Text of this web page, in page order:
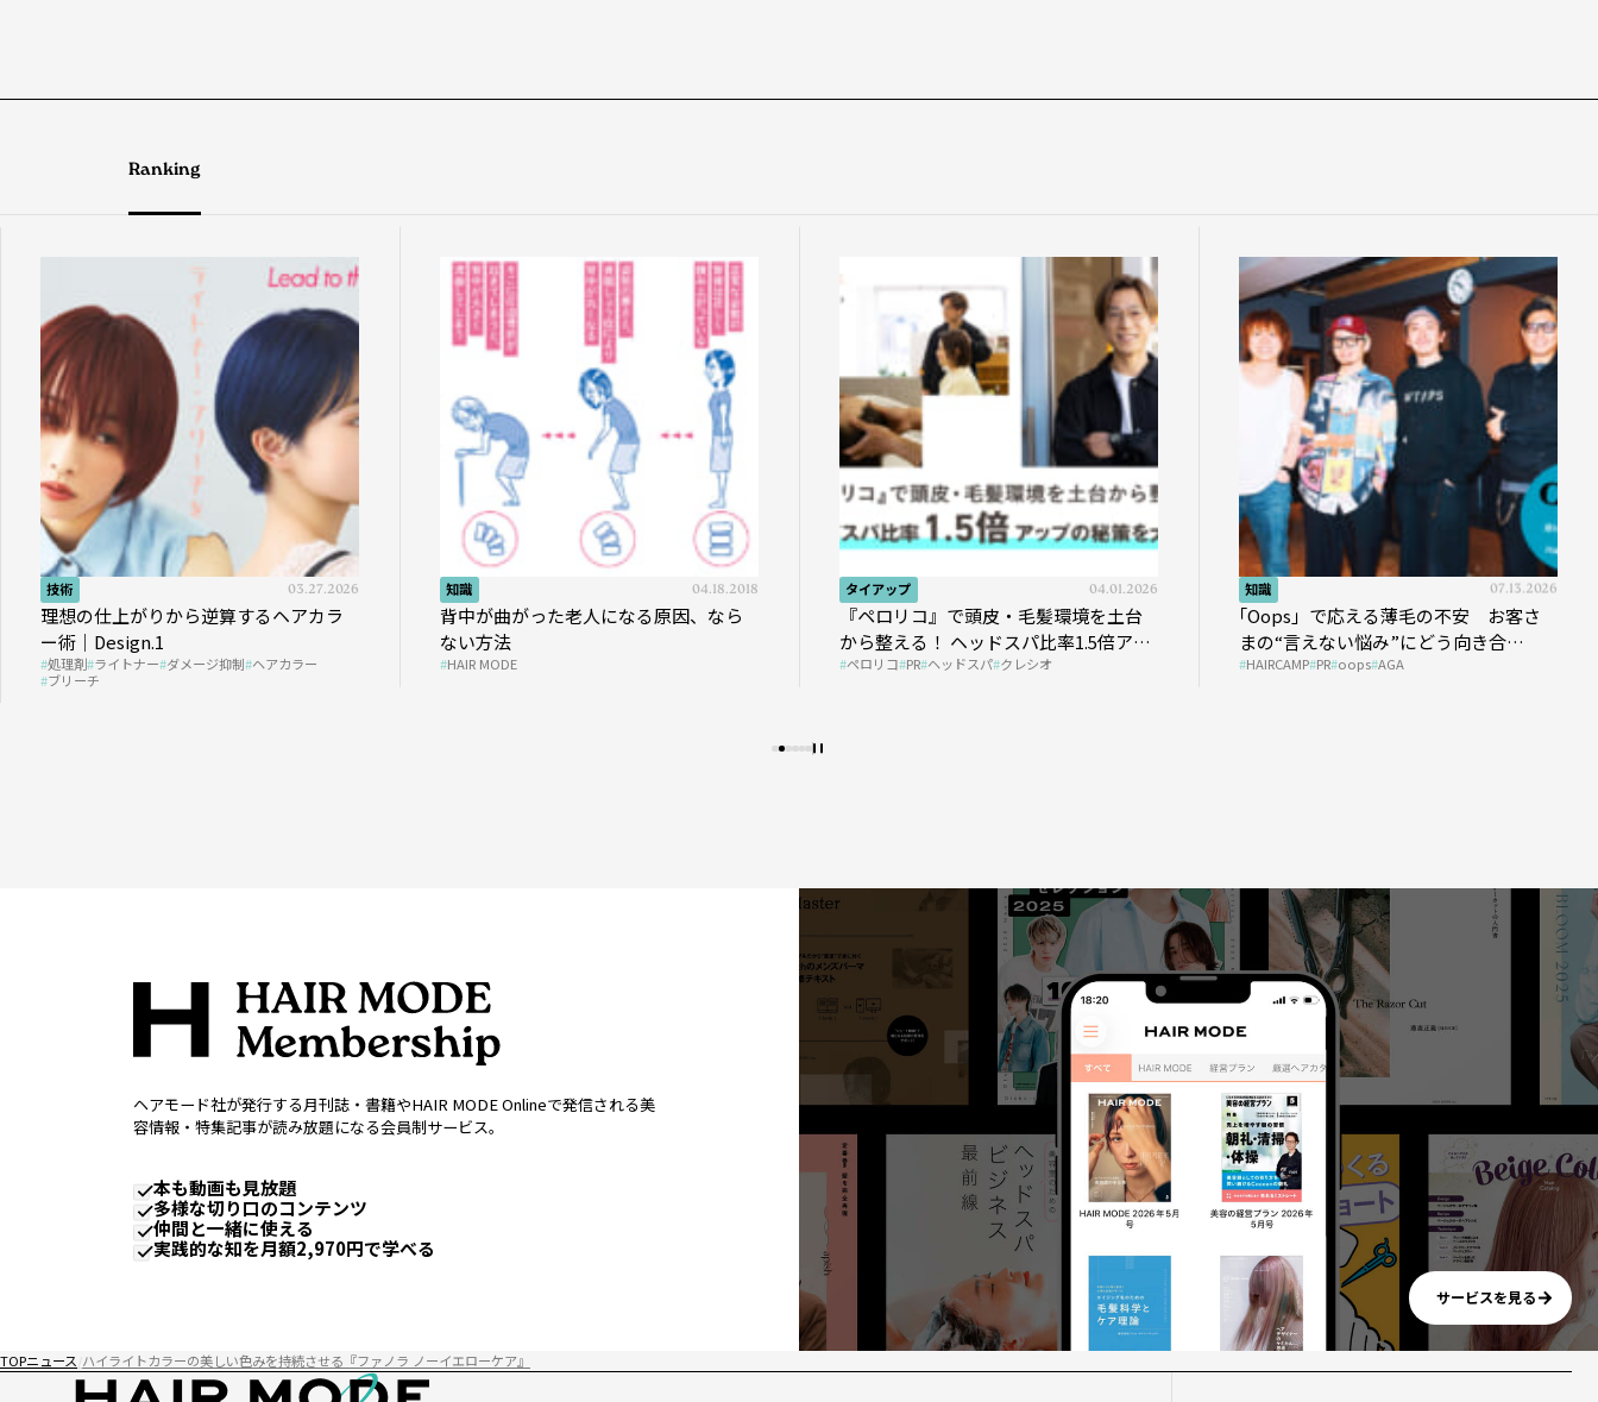
Ranking
技術 03.27.2026
理想の仕上がりから逆算するヘアカラ
ー術｜Design.1
処理剤 ライトナー ダメージ抑制 ヘアカラー
ブリーチ
知識 04.18.2018
背中が曲がった老人になる原因、なら
ない方法
HAIR MODE
タイアップ 04.01.2026
『ペロリコ』で頭皮・毛髪環境を土台
から整える！ ヘッドスパ比率1.5倍アッ
プの秘策を大公開
ペロリコ PR ヘッドスパ クレシオ
知識 07.13.2026
｢Oops」で応える薄毛の不安 お客さ
まの“言えない悩み”にどう向き合
う？ ＃01
HAIRCAMP PR oops AGA
ヘアモード社が発行する月刊誌・書籍やHAIR MODE Onlineで発信される美
容情報・特集記事が読み放題になる会員制サービス。
本も動画も見放題
多様な切り口のコンテンツ
仲間と一緒に使える
実践的な知を月額2,970円で学べる
サービスを見る
TOPニュース ハイライトカラーの美しい色みを持続させる『ファノラ ノーイエローケア』